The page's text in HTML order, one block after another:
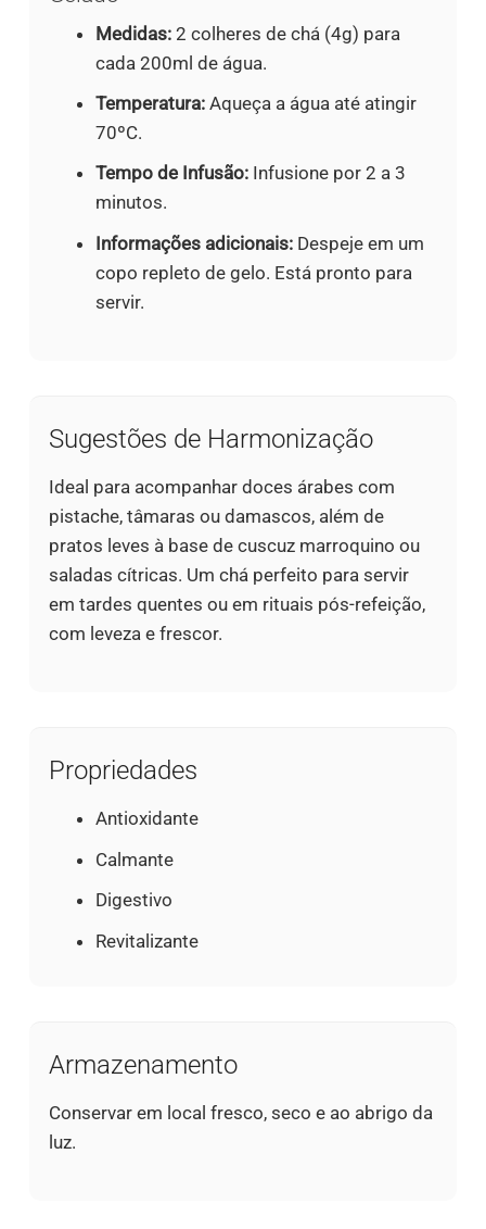
Medidas:2 colheres de chá (4g) para
cada 200ml de água.
Temperatura:Aqueça a água até atingir
70ºC.
Tempo de Infusão:Infusione por 2 a 3
minutos.
Informações adicionais:Despeje em um
copo repleto de gelo. Está pronto para
servir.
Sugestões de Harmonização
Ideal para acompanhar doces árabes com
pistache, tâmaras ou damascos, além de
pratos leves à base de cuscuz marroquino ou
saladas cítricas. Um chá perfeito para servir
em tardes quentes ou em rituais pós-refeição,
com leveza e frescor.
Propriedades
Antioxidante
Calmante
Digestivo
Revitalizante
Armazenamento
Conservar em local fresco, seco e ao abrigo da
luz.